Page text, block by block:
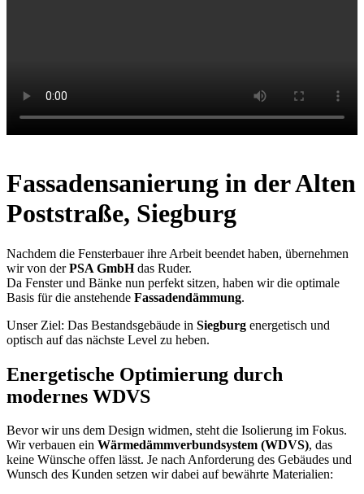
Fassadensanierung in der Alten
Poststraße, Siegburg
Nachdem die Fensterbauer ihre Arbeit beendet haben, übernehmen
wir von derPSA GmbHdas Ruder.
Da Fenster und Bänke nun perfekt sitzen, haben wir die optimale
Basis für die anstehende Fassadendämmung.
Unser Ziel: Das Bestandsgebäude in Siegburg energetisch und
optisch auf das nächste Level zu heben.
Energetische Optimierung durch
modernes WDVS
Bevor wir uns dem Design widmen, steht die Isolierung im Fokus.
Wir verbauen ein Wärmedämmverbundsystem (WDVS), das
keine Wünsche offen lässt. Je nach Anforderung des Gebäudes und
Wunsch des Kunden setzen wir dabei auf bewährte Materialien: